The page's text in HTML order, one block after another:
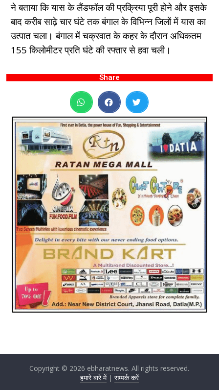
ने बताया कि यास के लैंडफॉल की प्रक्रिया पूरी होने और इसके
बाद करीब साढ़े चार घंटे तक बंगाल के विभिन्न जिलों में यास का
उत्पात चला। बंगाल में चक्रवात के कहर के दौरान अधिकतम
155 किलोमीटर प्रति घंटे की रफ्तार से हवा चली।
Share
Copyright © 2026 ebharatnews. All rights reserved.
हमारे बारे में| सम्पर्क करें